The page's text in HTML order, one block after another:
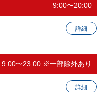
stripe-club.com/greenparks/
9:00〜20:00
詳細
9:00〜23:00 ※一部除外あり
詳細